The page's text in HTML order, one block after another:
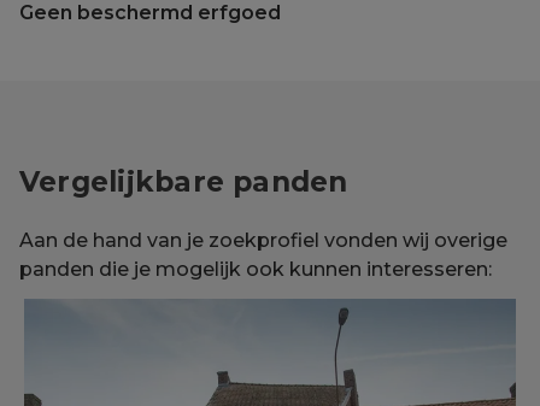
Geen beschermd erfgoed
Vergelijkbare panden
Aan de hand van je zoekprofiel vonden wij overige
panden die je mogelijk ook kunnen interesseren: